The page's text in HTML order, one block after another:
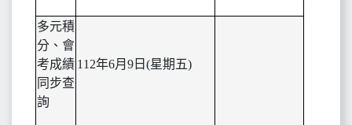
多元積
分、會
考成績
同步查
詢
112年6月9日(星期五)